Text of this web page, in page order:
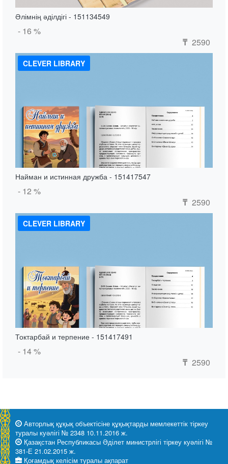
Әлімнің әділдігі - 151134549
- 16 %
₸ 2590
CLEVER LIBRARY
Найман и истинная дружба - 151417547
- 12 %
₸ 2590
CLEVER LIBRARY
Токтарбай и терпение - 151417491
- 14 %
₸ 2590
Авторлық құқық объектісіне құқықтарды мемлекеттік тіркеу
туралы куәлігі № 2348 10.11.2016 ж.
Қазақстан Республикасы Әділет министрлігі тіркеу куәлігі №
381-Е 21.02.2015 ж.
Қоғамдық келісім туралы ақпарат